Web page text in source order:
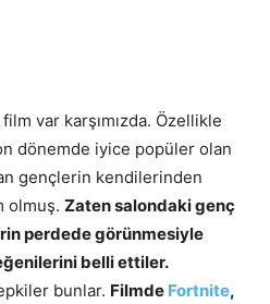
var karşımızda. Özellikle
dönemde iyice popüler olan
gençlerin kendilerinden
olmuş. Zaten salondaki genç
perdede görünmesiyle
belli ettiler.
bunlar. Filmde Fortnite,